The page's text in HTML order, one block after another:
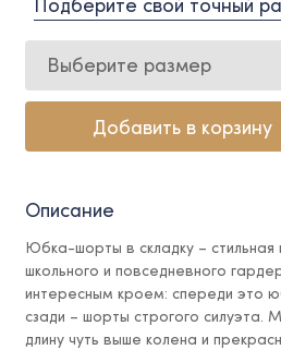
Выберите размер
Добавить в корзину
Описание
Юбка-шорты в складку – стильная
школьного и повседневного
интересным кроем: спереди это
сзади – шорты строгого силуэта.
длину чуть выше колена и